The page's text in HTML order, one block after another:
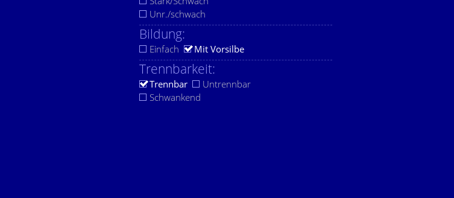
Unr./schwach
Bildung:
Einfach Mit Vorsilbe
Trennbarkeit:
Trennbar
Untrennbar
Schwankend